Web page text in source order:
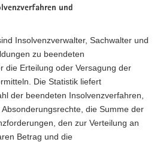
und
Insolvenzverwalter, Sachwalter und
zu beendeten
die Erteilung oder Versagung der
Die Statistik liefert
der beendeten Insolvenzverfahren,
die Summe der
den zur Verteilung an
Betrag und die